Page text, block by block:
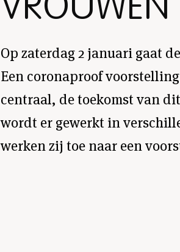
Op zaterdag 2 januari gaat
Een coronaproof
centraal, de toekomst van
wordt er gewerkt in
werken zij toe naar een